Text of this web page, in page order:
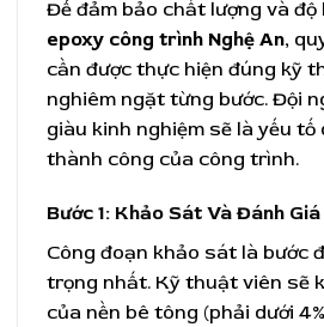
Để đảm bảo chất lượng và độ
epoxy công trình Nghệ An,
cần được thực hiện đúng kỹ
nghiêm ngặt từng bước. Đội
giàu kinh nghiệm sẽ là yếu
thành công của công trình.
Bước 1: Khảo Sát Và Đánh
Công đoạn khảo sát là bước
trọng nhất. Kỹ thuật viên sẽ
của nền bê tông (phải dưới